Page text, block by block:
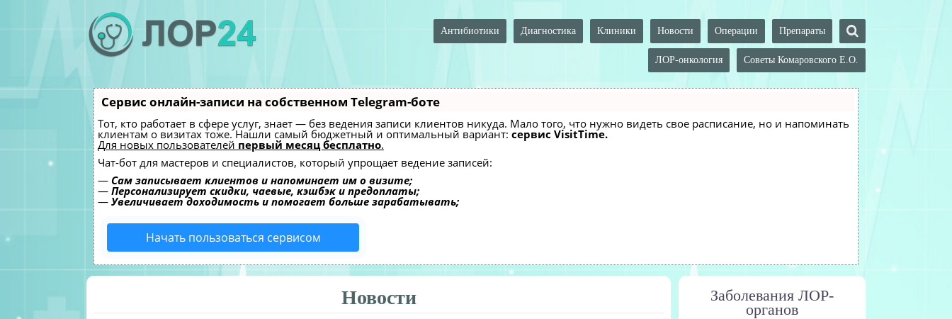
Препараты
Операции
Новости
Клиники
Диагностика
Антибиотики
Советы Комаровского Е.О.
ЛОР-онкология
Сервис онлайн-записи на собственном Telegram-боте
Тот, кто работает в сфере услуг, знает — без ведения записи клиентов никуда. Мало того, что нужно видеть свое расписание, но и напоминать
клиентам о визитах тоже. Нашли самый бюджетный и оптимальный вариант: сервис VisitTime.
Для новых пользователей первый месяц бесплатно.
Чат-бот для мастеров и специалистов, который упрощает ведение записей:
— Сам записывает клиентов и напоминает им о визите;
— Персонализирует скидки, чаевые, кэшбэк и предоплаты;
— Увеличивает доходимость и помогает больше зарабатывать;
Начать пользоваться сервисом
Новости
Заболевания ЛОР-
органов